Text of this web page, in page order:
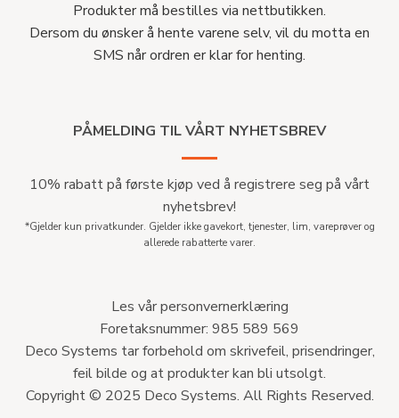
Produkter må bestilles via nettbutikken.
Dersom du ønsker å hente varene selv, vil du motta en
SMS når ordren er klar for henting.
PÅMELDING TIL VÅRT NYHETSBREV
10% rabatt på første kjøp ved å registrere seg på vårt
nyhetsbrev!
*Gjelder kun privatkunder. Gjelder ikke gavekort, tjenester, lim, vareprøver og
allerede rabatterte varer.
Les vår personvernerklæring
Foretaksnummer: 985 589 569
Deco Systems tar forbehold om skrivefeil, prisendringer,
feil bilde og at produkter kan bli utsolgt.
Copyright © 2025 Deco Systems. All Rights Reserved.